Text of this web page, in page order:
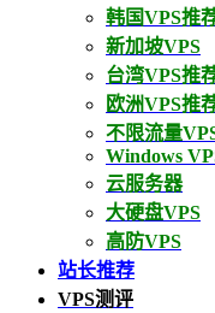
韩国VPS推
新加坡VPS
台湾VPS推
欧洲VPS推
不限流量
Windows
云服务器
大硬盘VPS
高防VPS
站长推荐
VPS测评